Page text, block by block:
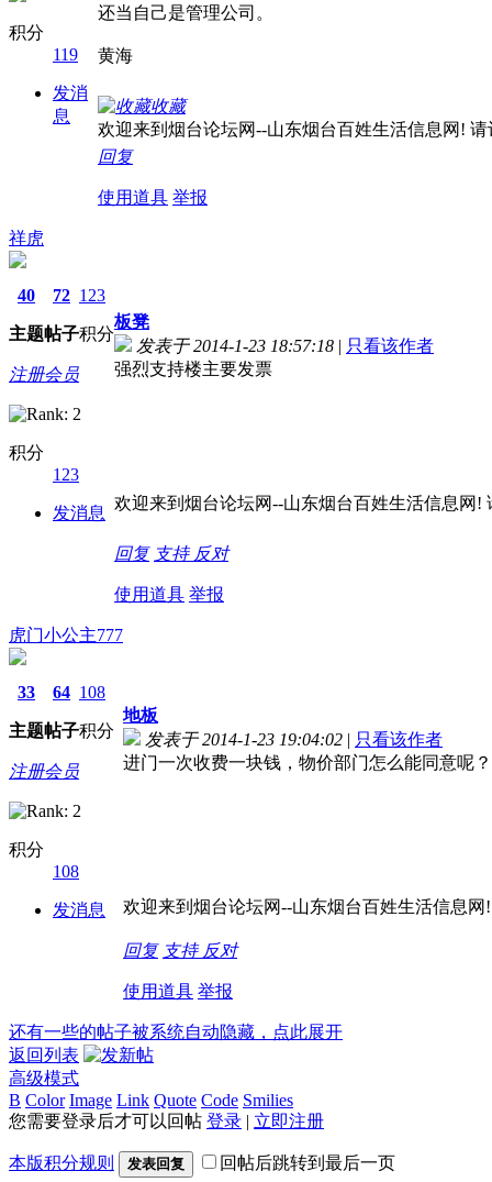
积分
119
发消
息
还当自己是管理公司。
黄海
收藏
欢迎来到烟台论坛网--山东烟台百姓生活信息网! 请
回复
使用道具 举报
祥虎
40
主题
72
帖子
123
积分
注册会员
积分
123
发消息
板凳
发表于 2014-1-23 18:57:18 | 只看该作者
强烈支持楼主要发票
欢迎来到烟台论坛网--山东烟台百姓生活信息网!
回复 支持 反对
使用道具 举报
虎门小公主777
33
主题
64
帖子
108
积分
注册会员
积分
108
发消息
地板
发表于 2014-1-23 19:04:02 | 只看该作者
进门一次收费一块钱，物价部门怎么能同意呢
欢迎来到烟台论坛网--山东烟台百姓生活信息网
回复 支持 反对
使用道具 举报
还有一些的帖子被系统自动隐藏，点此展开
返回列表
高级模式
B Color Image Link Quote Code Smilies
您需要登录后才可以回帖 登录 | 立即注册
本版积分规则 发表回复 回帖后跳转到最后一页